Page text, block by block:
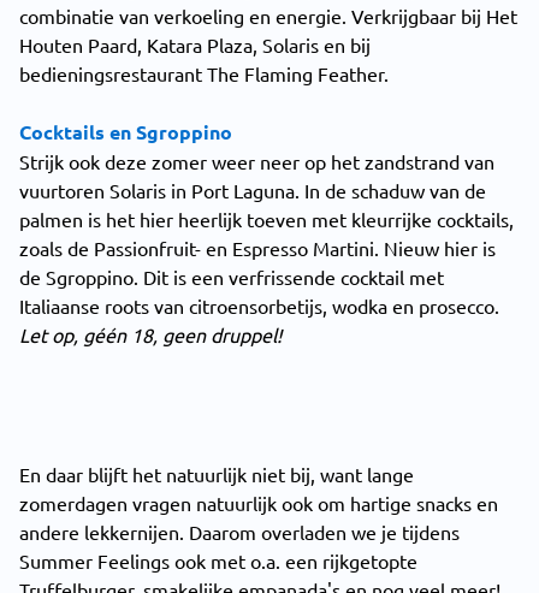
combinatie van verkoeling en energie. Verkrijgbaar bij Het
Houten Paard, Katara Plaza, Solaris en bij
bedieningsrestaurant The Flaming Feather.
Cocktails en Sgroppino
Strijk ook deze zomer weer neer op het zandstrand van
vuurtoren Solaris in Port Laguna. In de schaduw van de
palmen is het hier heerlijk toeven met kleurrijke cocktails,
zoals de Passionfruit- en Espresso Martini. Nieuw hier is
de Sgroppino. Dit is een verfrissende cocktail met
Italiaanse roots van citroensorbetijs, wodka en prosecco.
Let op, géén 18, geen druppel!
En daar blijft het natuurlijk niet bij, want lange
zomerdagen vragen natuurlijk ook om hartige snacks en
andere lekkernijen. Daarom overladen we je tijdens
Summer Feelings ook met o.a. een rijkgetopte